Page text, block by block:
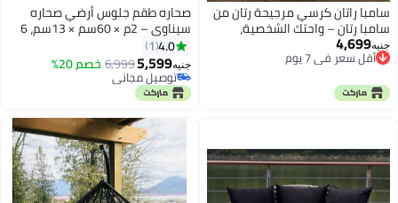
سامبا راتان كرسي مرجيحة رتان من
سامبا رتان – واحتك الشخصية،
مثالية لشخص واحد
جنيه4,699
أقل سعر في 7 يوم
أقل سعر في 7 يوم
صحاره طقم جلوس أرضي صحاره
سيناوي – 2م × 60سم × 13سم، 6
وسائد، بوف مربع – جلوس أرضي
تقليدي فاخر للاسترخاء والترفيه –
تصميم مصري أصيل
4.0
1
جنيه5,599
6,999خصم 20%
توصيل مجاني
توصيل مجاني